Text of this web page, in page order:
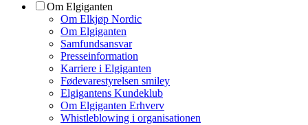
Om Elgiganten
Om Elkjøp Nordic
Om Elgiganten
Samfundsansvar
Presseinformation
Karriere i Elgiganten
Fødevarestyrelsen smiley
Elgigantens Kundeklub
Om Elgiganten Erhverv
Whistleblowing i organisationen